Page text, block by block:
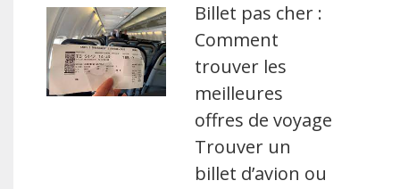
Billet pas cher :
Comment
trouver les
meilleures
offres de voyage
Trouver un
billet d’avion ou